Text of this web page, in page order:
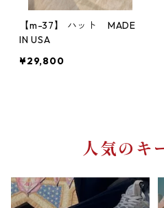
【m-37】 ハット MADE
IN USA
¥29,800
人気のキ